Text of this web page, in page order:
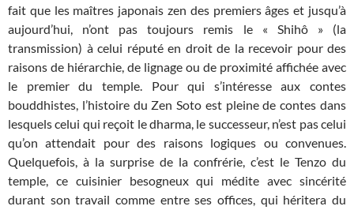
fait que les maîtres japonais zen des premiers âges et jusqu’à
aujourd’hui, n’ont pas toujours remis le « Shihô » (la
transmission) à celui réputé en droit de la recevoir pour des
raisons de hiérarchie, de lignage ou de proximité affichée avec
le premier du temple. Pour qui s’intéresse aux contes
bouddhistes, l’histoire du Zen Soto est pleine de contes dans
lesquels celui qui reçoit le dharma, le successeur, n’est pas celui
qu’on attendait pour des raisons logiques ou convenues.
Quelquefois, à la surprise de la confrérie, c’est le Tenzo du
temple, ce cuisinier besogneux qui médite avec sincérité
durant son travail comme entre ses offices, qui héritera du